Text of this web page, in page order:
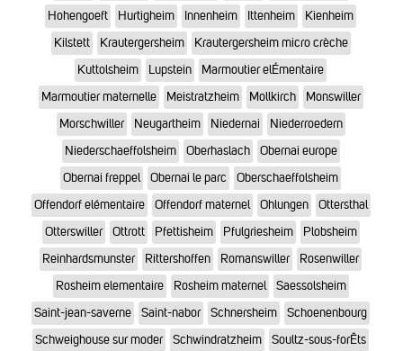
Hohengoeft
Hurtigheim Innenheim Ittenheim
Kienheim
Kilstett
Krautergersheim
Krautergersheim micro crèche
Kuttolsheim
Lupstein
Marmoutier elÉmentaire
Marmoutier maternelle
Meistratzheim Mollkirch
Monswiller
Morschwiller
Neugartheim Niedernai
Niederroedern
Niederschaeffolsheim
Oberhaslach
Obernai europe
Obernai freppel
Obernai le parc
Oberschaeffolsheim
Offendorf elémentaire
Offendorf maternel Ohlungen
Ottersthal
Otterswiller
Ottrott Pfettisheim Pfulgriesheim
Plobsheim
Reinhardsmunster
Rittershoffen Romanswiller
Rosenwiller
Rosheim elementaire
Rosheim maternel
Saessolsheim
Saint-jean-saverne
Saint-nabor Schnersheim
Schoenenbourg
Schweighouse sur moder
Schwindratzheim
Soultz-sous-forÊts